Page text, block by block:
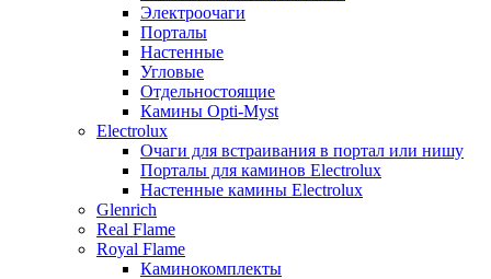
Электроочаги
Порталы
Настенные
Угловые
Отдельностоящие
Камины Opti-Myst
Electrolux
Очаги для встраивания в портал или нишу
Порталы для каминов Electrolux
Настенные камины Electrolux
Glenrich
Rеal Flame
Royal Flame
Каминокомплекты